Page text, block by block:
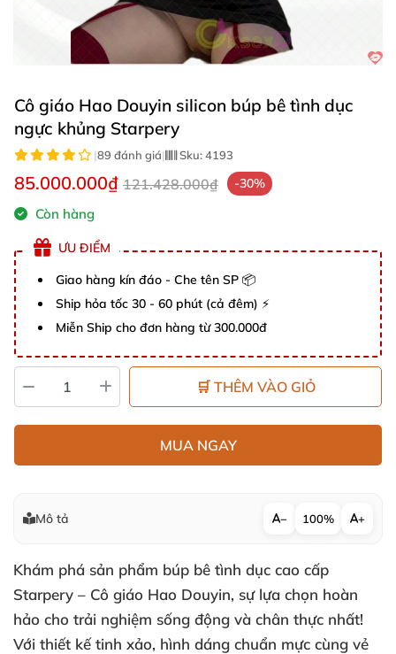
Cô giáo Hao Douyin silicon búp bê tình dục
ngực khủng Starpery
|89 đánh giá| Sku:4193
85.000.000₫ 121.428.000₫ -30%
Còn hàng
ƯU ĐIỂM
Giao hàng kín đáo - Che tên SP 📦
Ship hỏa tốc 30 - 60 phút (cả đêm) ⚡
Miễn Ship cho đơn hàng từ 300.000đ
🛒 THÊM VÀO GIỎ
MUA NGAY
Mô tả − 100% +
Khám phá sản phẩm búp bê tình dục cao cấp
Starpery – Cô giáo Hao Douyin, sự lựa chọn hoàn
hảo cho trải nghiệm sống động và chân thực nhất!
Với thiết kế tinh xảo, hình dáng chuẩn mực cùng vẻ